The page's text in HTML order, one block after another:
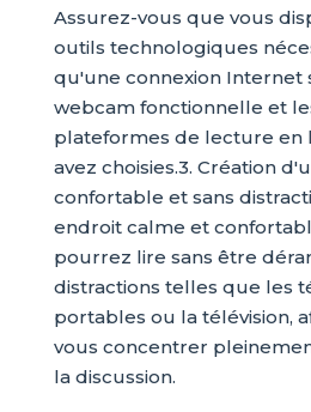
Assurez-vous que vous
outils technologiques
qu'une connexion Internet
webcam fonctionnelle et
plateformes de lecture en
avez choisies.3. Création
confortable et sans
endroit calme et
pourrez lire sans être
distractions telles que les
portables ou la télévision,
vous concentrer
la discussion.